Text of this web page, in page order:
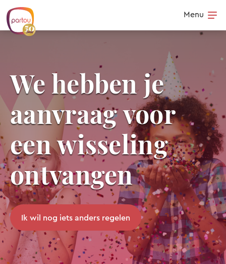
Skip to content
Menu
We hebben je
aanvraag voor
een wisseling
ontvangen
Ik wil nog iets anders regelen